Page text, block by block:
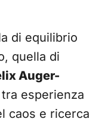
di equilibrio
quella di
Auger-
esperienza
caos e ricerca